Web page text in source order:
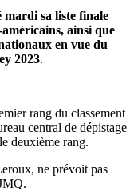
mardi sa liste finale
ainsi que
en vue du
2023.
rang du classement
central de dépistage
deuxième rang.
ne prévoit pas